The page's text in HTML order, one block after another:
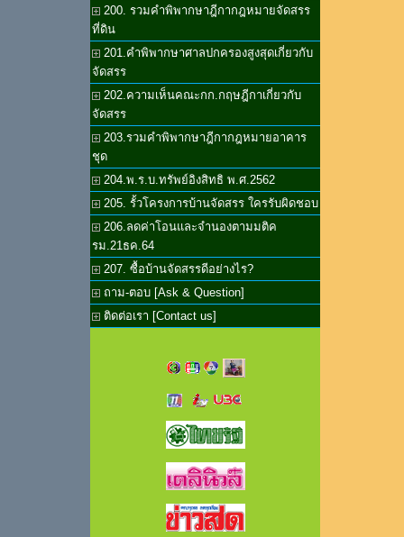
200. รวมคำพิพากษาฎีกากฎหมายจัดสรร
ที่ดิน
201.คำพิพากษาศาลปกครองสูงสุดเกี่ยวกับ
จัดสรร
202.ความเห็นคณะกก.กฤษฎีกาเกี่ยวกับ
จัดสรร
203.รวมคำพิพากษาฎีกากฎหมายอาคาร
ชุด
204.พ.ร.บ.ทรัพย์อิงสิทธิ พ.ศ.2562
205. รั้วโครงการบ้านจัดสรร ใครรับผิดชอบ
206.ลดค่าโอนและจำนองตามมติค
รม.21ธค.64
207. ซื้อบ้านจัดสรรดีอย่างไร?
ถาม-ตอบ [Ask & Question]
ติดต่อเรา [Contact us]